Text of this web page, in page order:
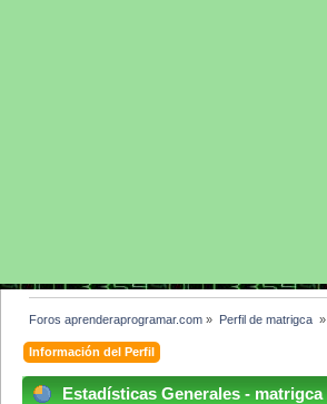
Foros aprenderaprogramar.com » Perfil de matrigca »
Información del Perfil
Estadísticas Generales - matrigca